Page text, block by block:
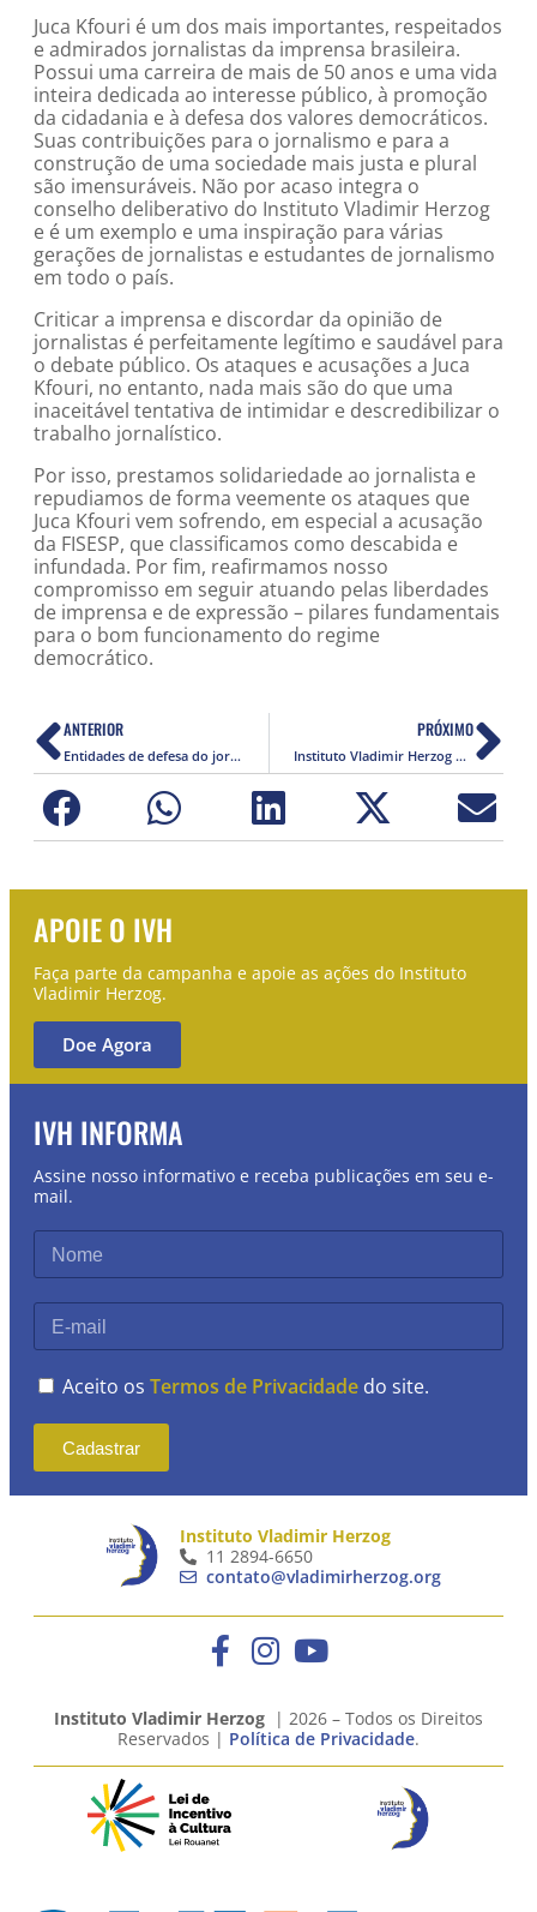
Juca Kfouri é um dos mais importantes, respeitados
e admirados jornalistas da imprensa brasileira.
Possui uma carreira de mais de 50 anos e uma vida
inteira dedicada ao interesse público, à promoção
da cidadania e à defesa dos valores democráticos.
Suas contribuições para o jornalismo e para a
construção de uma sociedade mais justa e plural
são imensuráveis. Não por acaso integra o
conselho deliberativo do Instituto Vladimir Herzog
e é um exemplo e uma inspiração para várias
gerações de jornalistas e estudantes de jornalismo
em todo o país.
Criticar a imprensa e discordar da opinião de
jornalistas é perfeitamente legítimo e saudável para
o debate público. Os ataques e acusações a Juca
Kfouri, no entanto, nada mais são do que uma
inaceitável tentativa de intimidar e descredibilizar o
trabalho jornalístico.
Por isso, prestamos solidariedade ao jornalista e
repudiamos de forma veemente os ataques que
Juca Kfouri vem sofrendo, em especial a acusação
da FISESP, que classificamos como descabida e
infundada. Por fim, reafirmamos nosso
compromisso em seguir atuando pelas liberdades
de imprensa e de expressão – pilares fundamentais
para o bom funcionamento do regime
democrático.
ANTERIOR
Entidades de defesa do jornalismo repudiam arquivamento de caso de agressão a jornalistas do Estadão
PRÓXIMO
Instituto Vladimir Herzog manifesta preocupação e exige resposta sobre atuação da Abin durante Governo Bolsonaro
APOIE O IVH
Faça parte da campanha e apoie as ações do Instituto
Vladimir Herzog.
Doe Agora
IVH INFORMA
Assine nosso informativo e receba publicações em seu e-
mail.
Aceito os Termos de Privacidade do site.
Cadastrar
Instituto Vladimir Herzog
11 2894-6650
contato@vladimirherzog.org
Instituto Vladimir Herzog | 2026 – Todos os Direitos
Reservados | Política de Privacidade.